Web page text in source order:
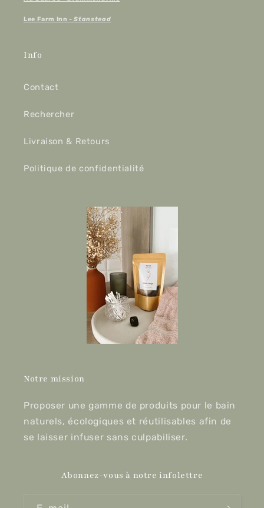
Lee Farm Inn - Stanstead
Info
Contact
Rechercher
Livraison & Retours
Politique de confidentialité
Notre mission
Proposer une gamme de produits pour le bain
naturels, écologiques et réutilisables afin de
se laisser infuser sans culpabiliser.
Abonnez-vous à notre infolettre